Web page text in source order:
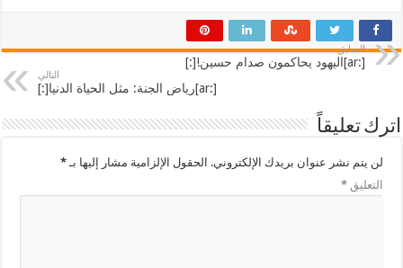
السابق
[:ar]اليهود يحاكمون صدام حسين![:]
التالي
[:ar]رِياض الجنة: مثل الحياة الدنيا[:]
اترك تعليقاً
لن يتم نشر عنوان بريدك الإلكتروني. الحقول الإلزامية مشار إليها بـ*
التعليق*